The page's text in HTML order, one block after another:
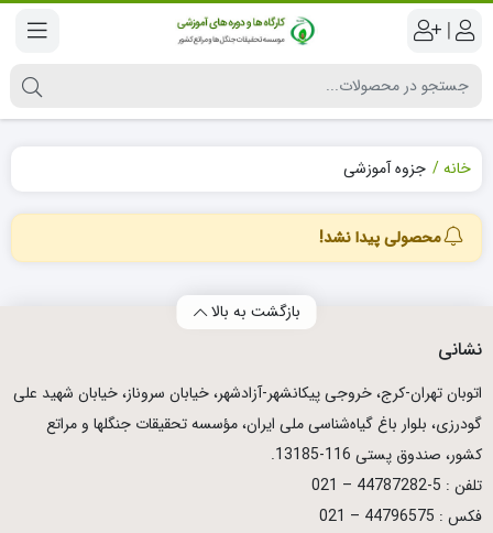
|
خانه جزوه آموزشی
محصولی پیدا نشد!
بازگشت به بالا
نشانی
اتوبان تهران­-كرج، خروجی پیكانشهر-آزادشهر، خیابان سروناز، خیابان شهید علی
گودرزی، بلوار باغ گیاه‌شناسی ملی ایران، مؤسسه تحقیقات جنگلها و مراتع
كشور، صندوق پستی 116-13185.
تلفن : 5-44787282 – 021
فکس : 44796575 – 021